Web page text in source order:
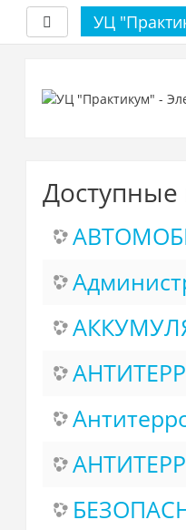
основному
содержанию
Боковая панель
УЦ
Доступные